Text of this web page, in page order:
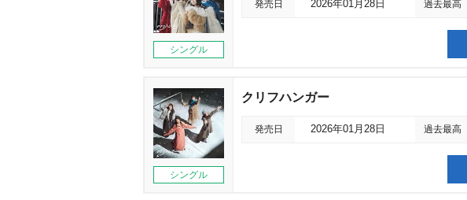
シングル
発売日 2026年01月28日 過去最高
シングル
クリフハンガー
発売日 2026年01月28日 過去最高